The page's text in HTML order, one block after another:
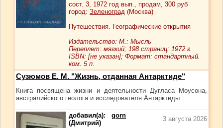
сост. 3, 1972 год вып., продам, 300 руб
город: Зеленоград (Москва)
Путешествия. Географические открытия
Издательство: М.: Мысль
Переплет: мягкий; 198 страниц; 1972 г.
ISBN: [не указан]; Формат: стандартный.
ком. 5 п.
Сузюмов Е. М. "Жизнь, отданная Антарктиде"
Книга посвящена жизни и деятельности Дугласа Моусона,
австралийского геолога и исследователя Антарктиды...
добавил(а): gorn
(Дмитрий)
3 августа 2026